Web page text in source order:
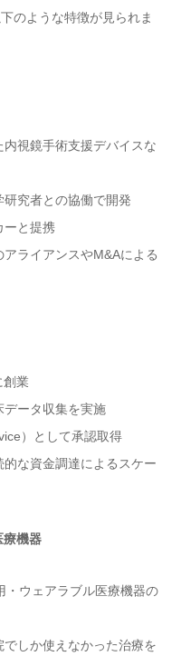
のような特徴が見られま
視鏡手術支援デバイスな
究者との協働で開発
ーと提携
ライアンスやM&Aによる
創業
データ収集を実施
）として承認取得
な資金調達によるスケー
療機器
・ウェアラブル医療機器の
しか使えなかった治療を